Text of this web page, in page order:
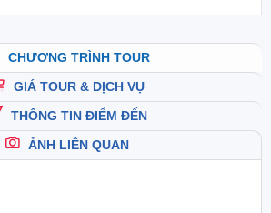
CHƯƠNG TRÌNH TOUR
GIÁ TOUR & DỊCH VỤ
THÔNG TIN ĐIỂM ĐẾN
ẢNH LIÊN QUAN